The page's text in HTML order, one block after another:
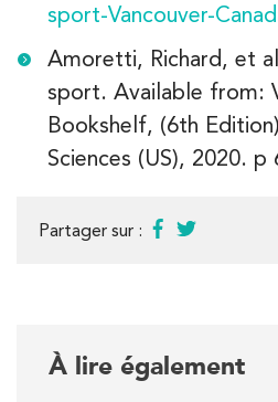
sport-Vancouver-
Amoretti, Richard, et
sport. Available from:
Bookshelf, (6th
Sciences (US), 2020.
Partager sur :
À lire également